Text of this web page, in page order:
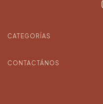
CATEGORÍAS
CONTACTÁNOS